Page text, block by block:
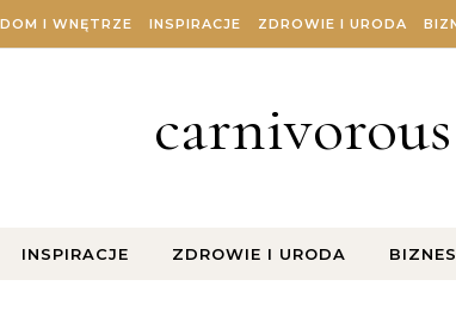
DOM I WNĘTRZE INSPIRACJE ZDROWIE I URODA
INSPIRACJE ZDROWIE I URODA BIZNES